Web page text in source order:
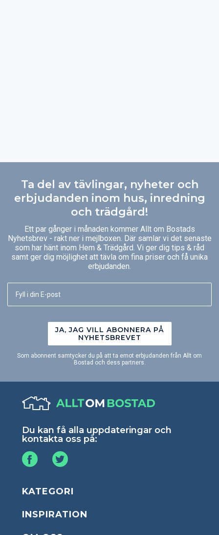
Ta del av tävlingar, nyheter och
erbjudanden inom hus, inredning
och trädgård!
Ett par gånger i månaden kommer Allt om Bostads
Nyhetsbrev - rakt ner i mejlboxen. Där samlar vi det senaste
som har hänt inom Hem & Trädgård. Vi ger dig tips & råd
samt ger dig möjlighet att tävla om fina priser och få unika
erbjudanden.
JA, JAG VILL ABONNERA PÅ
NYHETSBREVET
Som abonnent samtycker du på att ta emot erbjudanden från Allt om
Bostad och dess partners.
Du kan få alla uppdateringar och
kontakta oss på:
KATEGORI
INSPIRATION